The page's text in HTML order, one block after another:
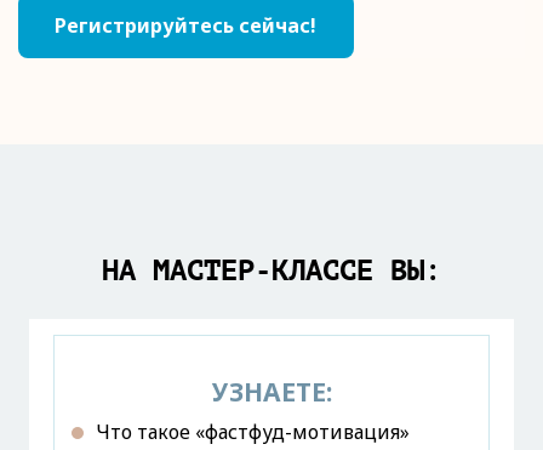
Регистрируйтесь сейчас!
НА МАСТЕР-КЛАССЕ ВЫ:
УЗНАЕТЕ:
Что такое «фастфуд-мотивация»